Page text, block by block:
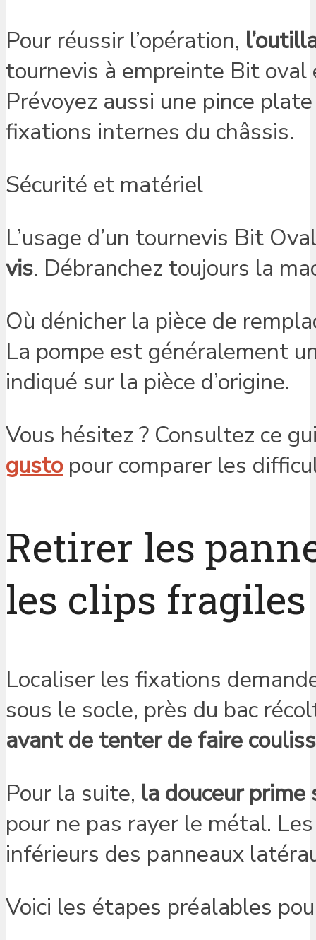
Pour réussir l’opération,
tournevis à empreinte Bit
Prévoyez aussi une pince
fixations internes du châssis.
Sécurité et matériel
L’usage d’un tournevis Bit
vis. Débranchez toujours la
Où dénicher la pièce de
La pompe est généralement
indiqué sur la pièce d’origine.
Vous hésitez ? Consultez ce
gustopour comparer les
Retirer les
les clips fragiles
Localiser les fixations
sous le socle, près du bac
avant de tenter de faire
Pour la suite, la douceur prime
pour ne pas rayer le métal.
inférieurs des panneaux
Voici les étapes préalables